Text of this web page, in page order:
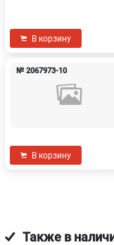
В корзину
№ 2067973-10
В корзину
Также в